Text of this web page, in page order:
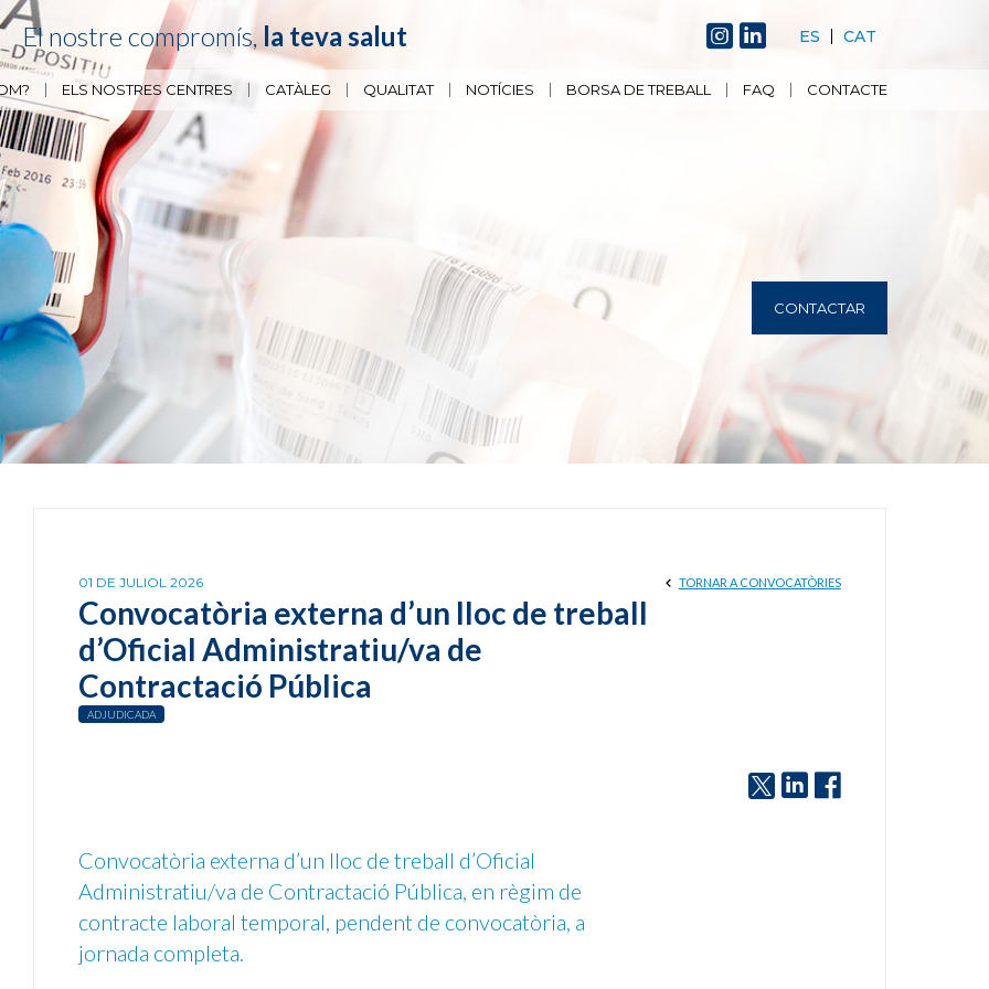
El nostre compromís, la teva salut ES CAT
ELS NOSTRES CENTRES CATÀLEG QUALITAT NOTÍCIES BORSA DE TREBALL FAQ CONTACTE
CONTACTAR
01 DE JULIOL 2026
Convocatòria externa d’un lloc de treball
d’Oficial Administratiu/va de
Contractació Pública
ADJUDICADA
TORNAR A CONVOCATÒRIES
Convocatòria externa d’un lloc de treball d’Oficial
Administratiu/va de Contractació Pública, en règim de
contracte laboral temporal, pendent de convocatòria, a
jornada completa.